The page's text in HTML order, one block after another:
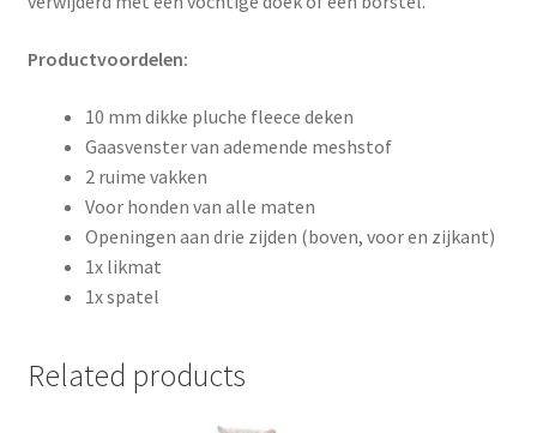
Productvoordelen:
10 mm dikke pluche fleece deken
Gaasvenster van ademende meshstof
2 ruime vakken
Voor honden van alle maten
Openingen aan drie zijden (boven, voor en zijkant)
1x likmat
1x spatel
Related products